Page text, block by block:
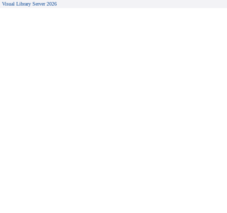
Visual Library Server 2026